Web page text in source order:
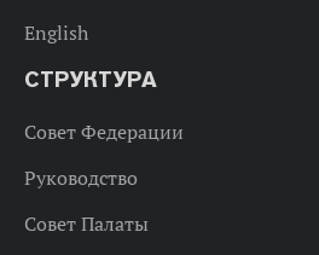
English
СТРУКТУРА
Совет Федерации
Руководство
Совет Палаты